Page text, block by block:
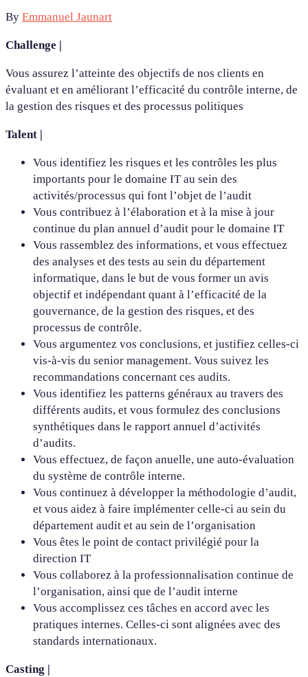
By Emmanuel Jaunart
Challenge |
Vous assurez l’atteinte des objectifs de nos clients en
évaluant et en améliorant l’efficacité du contrôle interne, de
la gestion des risques et des processus politiques
Talent |
Vous identifiez les risques et les contrôles les plus
importants pour le domaine IT au sein des
activités/processus qui font l’objet de l’audit
Vous contribuez à l’élaboration et à la mise à jour
continue du plan annuel d’audit pour le domaine IT
Vous rassemblez des informations, et vous effectuez
des analyses et des tests au sein du département
informatique, dans le but de vous former un avis
objectif et indépendant quant à l’efficacité de la
gouvernance, de la gestion des risques, et des
processus de contrôle.
Vous argumentez vos conclusions, et justifiez celles-ci
vis-à-vis du senior management. Vous suivez les
recommandations concernant ces audits.
Vous identifiez les patterns généraux au travers des
différents audits, et vous formulez des conclusions
synthétiques dans le rapport annuel d’activités
d’audits.
Vous effectuez, de façon anuelle, une auto-évaluation
du système de contrôle interne.
Vous continuez à développer la méthodologie d’audit,
et vous aidez à faire implémenter celle-ci au sein du
département audit et au sein de l’organisation
Vous êtes le point de contact privilégié pour la
direction IT
Vous collaborez à la professionnalisation continue de
l’organisation, ainsi que de l’audit interne
Vous accomplissez ces tâches en accord avec les
pratiques internes. Celles-ci sont alignées avec des
standards internationaux.
Casting |